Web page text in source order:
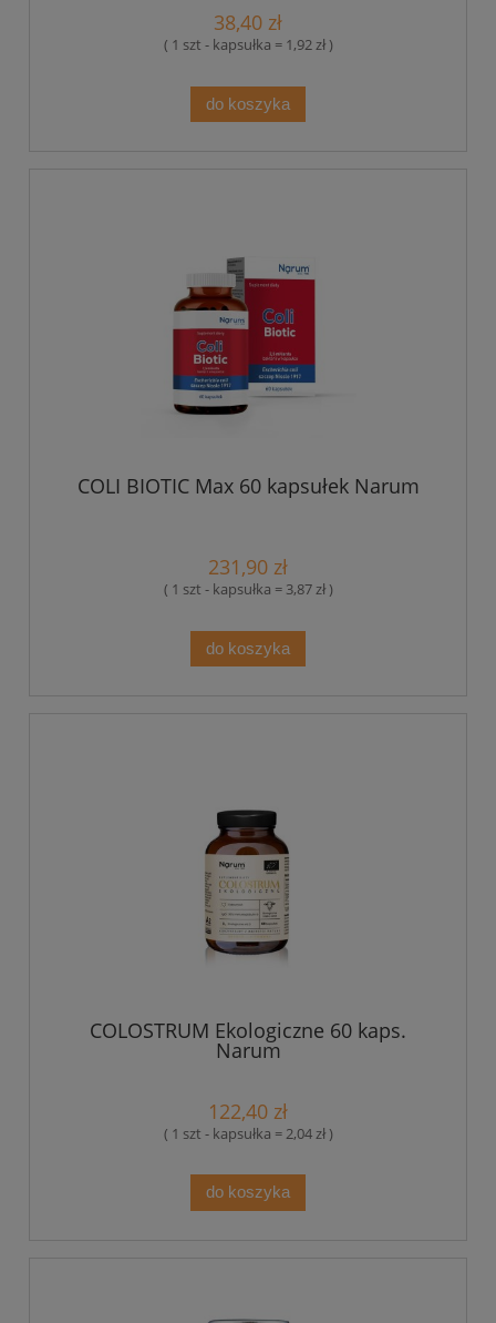
38,40 zł
( 1 szt - kapsułka = 1,92 zł )
do koszyka
COLI BIOTIC Max 60 kapsułek Narum
231,90 zł
( 1 szt - kapsułka = 3,87 zł )
do koszyka
COLOSTRUM Ekologiczne 60 kaps.
Narum
122,40 zł
( 1 szt - kapsułka = 2,04 zł )
do koszyka